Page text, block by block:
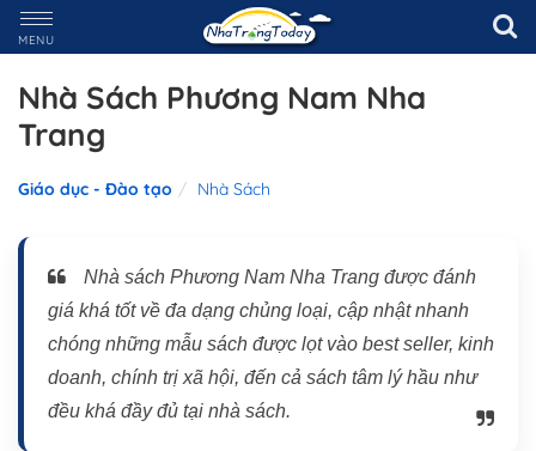
MENU
Nhà Sách Phương Nam Nha
Trang
Giáo dục - Đào tạo Nhà Sách
Nhà sách Phương Nam Nha Trang được đánh
giá khá tốt về đa dạng chủng loại, cập nhật nhanh
chóng những mẫu sách được lọt vào best seller, kinh
doanh, chính trị xã hội, đến cả sách tâm lý hầu như
đều khá đầy đủ tại nhà sách.